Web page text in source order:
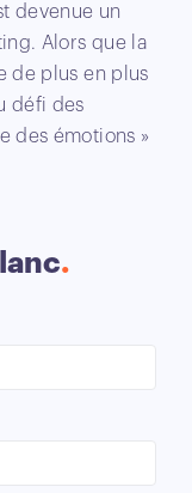
devenue un
Alors que la
de plus en plus
défi des
des émotions »